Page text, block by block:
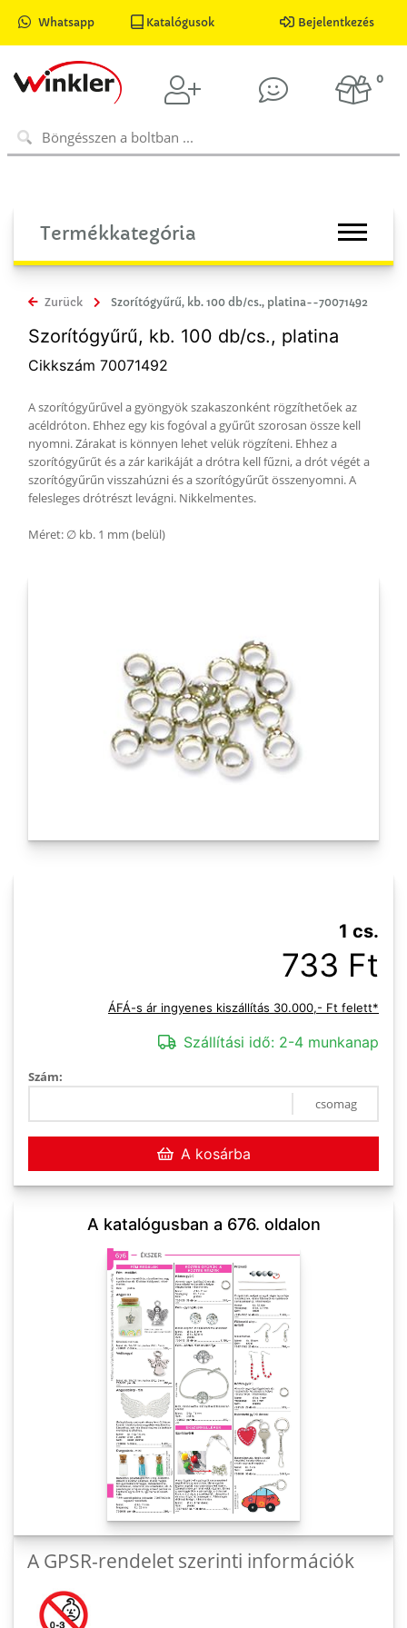
Whatsapp Katalógusok Bejelentkezés
0
Termékkategória
Zurück Szorítógyűrű, kb. 100 db/cs., platina--70071492
Szorítógyűrű, kb. 100 db/cs., platina
Cikkszám 70071492
A szorítógyűrűvel a gyöngyök szakaszonként rögzíthetőek az
acéldróton. Ehhez egy kis fogóval a gyűrűt szorosan össze kell
nyomni. Zárakat is könnyen lehet velük rögzíteni. Ehhez a
szorítógyűrűt és a zár karikáját a drótra kell fűzni, a drót végét a
szorítógyűrűn visszahúzni és a szorítógyűrűt összenyomni. A
felesleges drótrészt levágni. Nikkelmentes.
Méret: ∅ kb. 1 mm (belül)
1 cs.
733 Ft
ÁFÁ-s ár ingyenes kiszállítás 30.000,- Ft felett*
Szállítási idő: 2-4 munkanap
Szám:
csomag
A kosárba
A katalógusban a 676. oldalon
A GPSR-rendelet szerinti információk